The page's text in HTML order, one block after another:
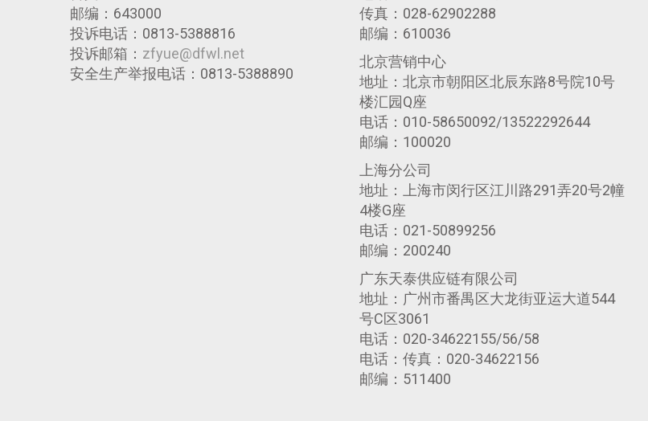
邮编：643000
投诉电话：0813-5388816
投诉邮箱： zfyue@dfwl.net
安全生产举报电话：0813-5388890
传真：028-62902288
邮编：610036
北京营销中心
地址：北京市朝阳区北辰东路8号院10号
楼汇园Q座
电话：010-58650092/13522292644
邮编：100020
上海分公司
地址：上海市闵行区江川路291弄20号2幢
4楼G座
电话：021-50899256
邮编：200240
广东天泰供应链有限公司
地址：广州市番禺区大龙街亚运大道544
号C区3061
电话：020-34622155/56/58
电话：传真：020-34622156
邮编：511400